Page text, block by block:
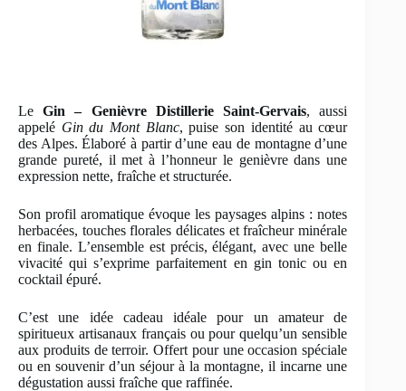
LeGin – Genièvre Distillerie Saint-Gervais, aussi
appelé Gin du Mont Blanc, puise son identité au cœur
des Alpes. Élaboré à partir d’une eau de montagne d’une
grande pureté, il met à l’honneur le genièvre dans une
expression nette, fraîche et structurée.
Son profil aromatique évoque les paysages alpins : notes
herbacées, touches florales délicates et fraîcheur minérale
en finale. L’ensemble est précis, élégant, avec une belle
vivacité qui s’exprime parfaitement en gin tonic ou en
cocktail épuré.
C’est une idée cadeau idéale pour un amateur de
spiritueux artisanaux français ou pour quelqu’un sensible
aux produits de terroir. Offert pour une occasion spéciale
ou en souvenir d’un séjour à la montagne, il incarne une
dégustation aussi fraîche que raffinée.